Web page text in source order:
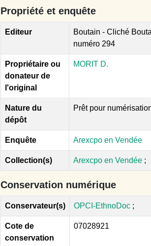
Propriété et enquête
Editeur
Boutain - Cliché
numéro 294
Propriétaire ou
donateur de
l'original
MORIT D.
Nature du
dépôt
Prêt pour
Enquête Arexcpo en Vendée
Collection(s) Arexcpo en Vendée ;
Conservation numérique
Conservateur(s) OPCI-EthnoDoc ;
Cote de
conservation
07028921